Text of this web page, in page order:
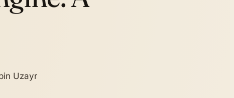
Uzayr